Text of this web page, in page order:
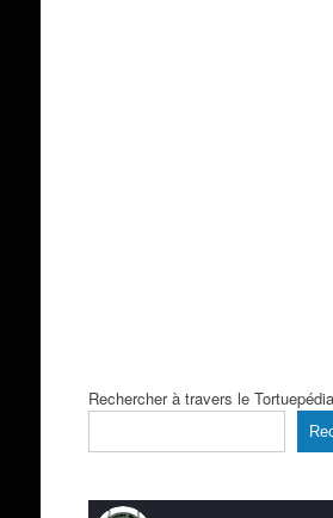
Rechercher à travers le Tortuepédia